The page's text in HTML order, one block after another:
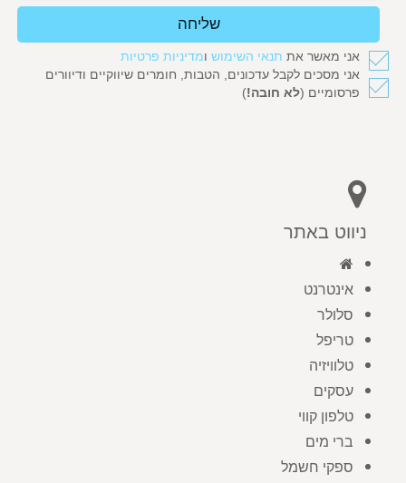
שליחה
אני מאשר את תנאי השימוש ומדיניות פרטיות
אני מסכים לקבל עדכונים, הטבות, חומרים שיווקיים ודיוורים
פרסומיים (לא חובה!)
ניווט באתר
אינטרנט
סלולר
טריפל
טלוויזיה
עסקים
טלפון קווי
ברי מים
ספקי חשמל